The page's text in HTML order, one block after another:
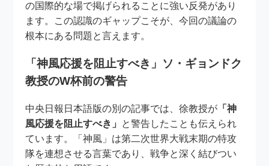
の国際的な場で掲げられることに強い反発があり
ます。この認識のギャップこそが、今回の議論の
根本にある問題と言えます。
「神風応援を阻止すべき」ソ・ギョンドク
教授のW杯前の警告
中央日報日本語版の別の記事では、徐教授が 「神
風応援を阻止すべき」 と警告したことも伝えられ
ています。「神風」は第二次世界大戦末期の特攻
隊を連想させる言葉であり、戦争と深く結びつい